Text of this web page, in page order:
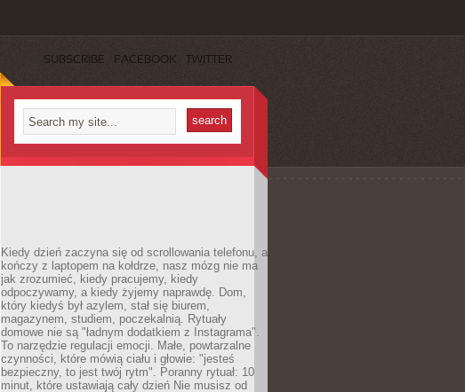
SUBSCRIBE FACEBOOK TWITTER
Kiedy dzień zaczyna się od scrollowania telefonu, a
kończy z laptopem na kołdrze, nasz mózg nie ma
jak zrozumieć, kiedy pracujemy, kiedy
odpoczywamy, a kiedy żyjemy naprawdę. Dom,
który kiedyś był azylem, stał się biurem,
magazynem, studiem, poczekalnią. Rytuały
domowe nie są "ładnym dodatkiem z Instagrama".
To narzędzie regulacji emocji. Małe, powtarzalne
czynności, które mówią ciału i głowie: "jesteś
bezpieczny, to jest twój rytm". Poranny rytuał: 10
minut, które ustawiają cały dzień Nie musisz od